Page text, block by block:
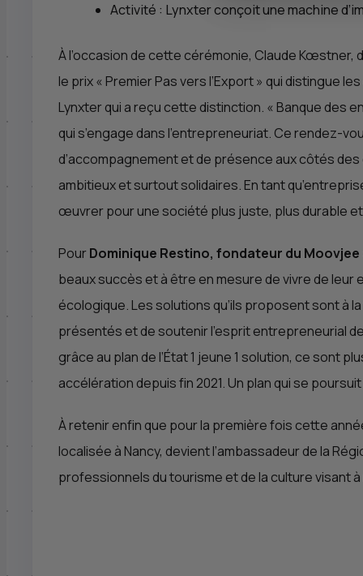
Activité : Lynxter conçoit une machine
À l’occasion de cette cérémonie, Claude Kœstner,
le prix « Premier Pas vers l’Export» qui distingue
Lynxter qui a reçu cette distinction. « Banque des
qui s’engage dans l’entrepreneuriat. Ce rendez-
d’accompagnement et de présence aux côtés
ambitieux et surtout solidaires. En tant
œuvrer pour une société plus juste, plus durable
PourDominique Restino, fondateur du Moovjee
beaux succès et à être en mesure de vivre de
écologique. Les solutions qu’ils proposent sont à
présentés et de soutenir l’esprit entrepreneurial
grâce au plan de l’État 1 jeune 1 solution, ce sont
accélération depuis fin 2021. Un plan qui se
À retenir enfin que pour la première fois cette
localisée à Nancy, devient l’ambassadeur de la
professionnels du tourisme et de la culture visant